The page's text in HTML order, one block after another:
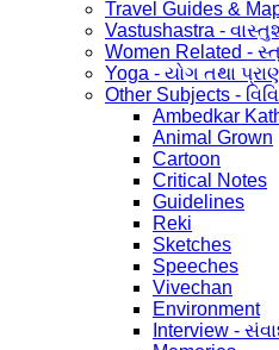
Travel Guides &
Vastushastra -
Women Related -
Yoga - યોગ તથા
Other Subjects -
Ambedkar
Animal Grown
Cartoon
Critical Notes
Guidelines
Reki
Sketches
Speeches
Vivechan
Environment
Interview -